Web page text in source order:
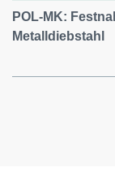
POL-MK:
Metalldiebstahl